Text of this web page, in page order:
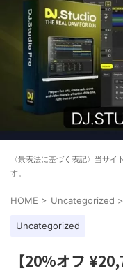
〈景表法に基づく表記〉当サ
す。
HOME > Uncategorized >
Uncategorized
【20%オフ